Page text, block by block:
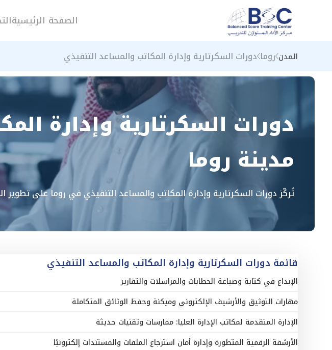
الصفحة الرئيسية
المدن روما دورات السكرتارية وإدارة المكاتب والمساعد التنفيذي
دورات السكرتارية وإدارة
مدينة روما
تُركّز دورات السكرتارية وإدارة المكاتب والمساعد التنفيذي في روما على تطوير
قائمة دورات السكرتارية وإدارة المكاتب والمساعد التنفيذي
الإبداع في كتابة وصياغة الخطابات والمراسلات والتقارير
مهارات التوثيق والأرشيف الإلكتروني وميكنة وحفظ الوثائق المتكاملة
الإدارة المتقدمة لمكاتب الإدارة العليا: ممارسات وتقنيات حديثة
الأرشفة الرقمية المتطورة وإدارة أمان استرجاع الملفات والمستندات إلكترونيًا